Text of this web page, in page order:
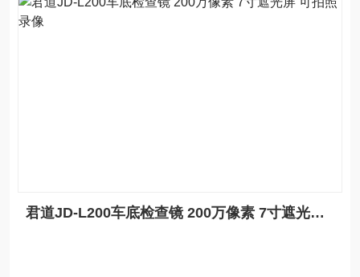
君道JD-L200车底检查镜 200万像素 7寸遮光屏 可拍照录像